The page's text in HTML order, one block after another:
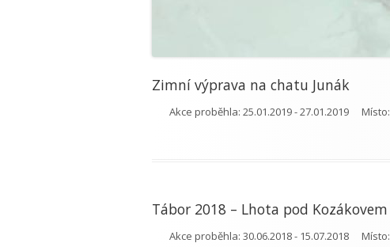
Zimní výprava na chatu Junák
Akce proběhla: 25.01.2019 - 27.01.2019 Místo:
Tábor 2018 – Lhota pod Kozákovem
Akce proběhla: 30.06.2018 - 15.07.2018 Místo: